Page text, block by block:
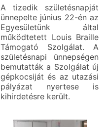
A tizedik születésnapját
ünnepelte június 22-én az
Egyesületünk által
működtetett Louis Braille
Támogató Szolgálat. A
születésnapi ünnepségen
bemutatták a Szolgálat új
gépkocsiját és az utazási
pályázat nyertese is
kihirdetésre került.